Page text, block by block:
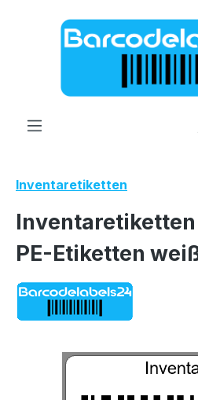
Zum Hauptinhalt springen
Inventaretiketten
PE-Etiketten
Bildergalerie überspringen